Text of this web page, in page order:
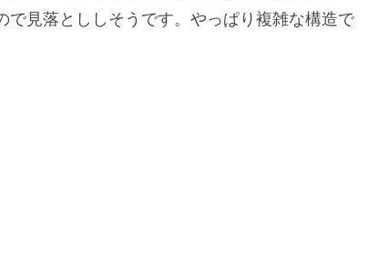
で見落とししそうです。やっぱり複雑な構造で